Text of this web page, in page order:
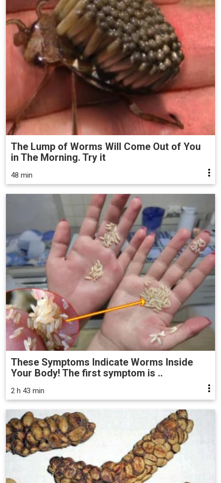
The Lump of Worms Will Come Out of You
in The Morning. Try it
48 min
These Symptoms Indicate Worms Inside
Your Body! The first symptom is ..
2 h 43 min